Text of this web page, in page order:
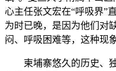
心主任张文宏在“呼吸界”
为时已晚，是因为他们对
闷、呼吸困难等，这种现
柬埔寨悠久的历史、独